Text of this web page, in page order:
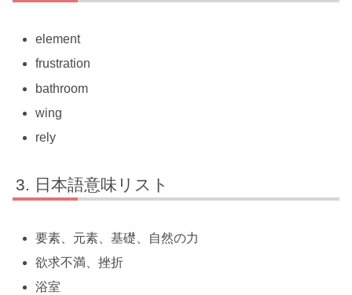
element
frustration
bathroom
wing
rely
日本語意味リスト
要素、元素、基礎、自然の力
欲求不満、挫折
浴室